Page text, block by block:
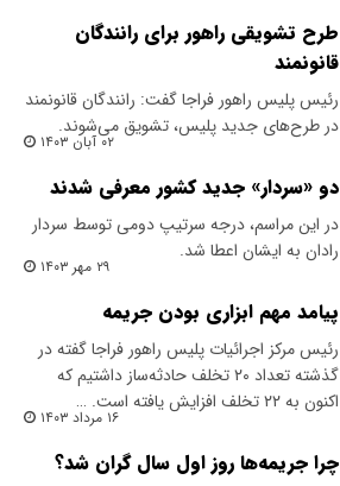
طرح تشویقی راهور برای رانندگان
قانونمند
رئیس پلیس راهور فراجا گفت: رانندگان قانونمند
در طرح‌های جدید پلیس، تشویق می‌شوند.
۰۲ آبان ۱۴۰۳
دو «سردار» جدید کشور معرفی شدند
در این مراسم، درجه سرتیپ دومی توسط سردار
رادان به ایشان اعطا شد.
۲۹ مهر ۱۴۰۳
پیامد مهم ابزاری بودن جریمه
رئیس مرکز اجرائیات پلیس راهور فراجا گفته در
گذشته تعداد ۲۰ تخلف حادثه‌ساز داشتیم که
اکنون به ۲۲ تخلف افزایش یافته است. …
۱۶ مرداد ۱۴۰۳
چرا جریمه‌ها روز اول سال گران شد‌؟